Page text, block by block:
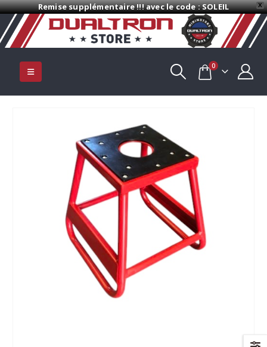
X
Remise supplémentaire !!! avec le code : SOLEIL
0